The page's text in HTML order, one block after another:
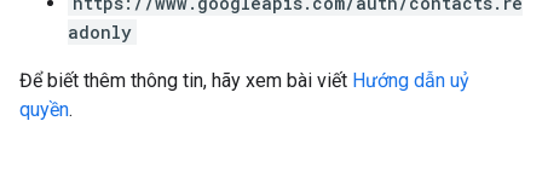
adonly
Để biết thêm thông tin, hãy xem bài viết Hướng dẫn uỷ
quyền.